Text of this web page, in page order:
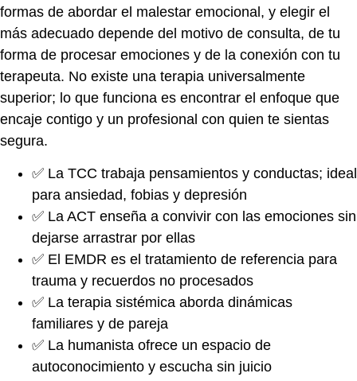
formas de abordar el malestar emocional, y elegir el
más adecuado depende del motivo de consulta, de tu
forma de procesar emociones y de la conexión con tu
terapeuta. No existe una terapia universalmente
superior; lo que funciona es encontrar el enfoque que
encaje contigo y un profesional con quien te sientas
segura.
✅ La TCC trabaja pensamientos y conductas; ideal
para ansiedad, fobias y depresión
✅ La ACT enseña a convivir con las emociones sin
dejarse arrastrar por ellas
✅ El EMDR es el tratamiento de referencia para
trauma y recuerdos no procesados
✅ La terapia sistémica aborda dinámicas
familiares y de pareja
✅ La humanista ofrece un espacio de
autoconocimiento y escucha sin juicio